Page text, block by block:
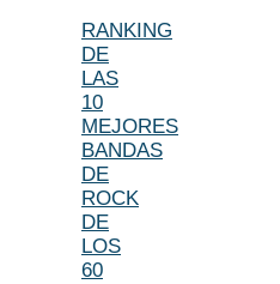
RANKING
DE
LAS
10
MEJORES
BANDAS
DE
ROCK
DE
LOS
60